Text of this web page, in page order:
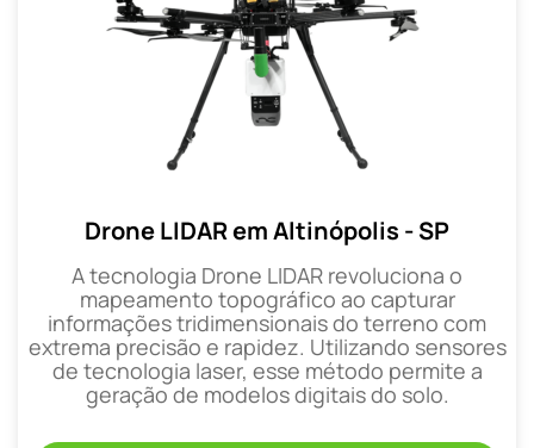
Drone LIDAR em Altinópolis - SP
A tecnologia Drone LIDAR revoluciona o
mapeamento topográfico ao capturar
informações tridimensionais do terreno com
extrema precisão e rapidez. Utilizando sensores
de tecnologia laser, esse método permite a
geração de modelos digitais do solo.